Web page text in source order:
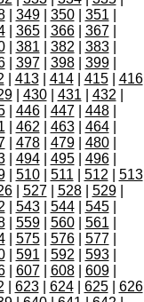
| 349| 350| 351
| 365| 366| 367|
| 381 382 383|
| 397| 398| 399|
413| 414| 415| 416
| 430| 431 432
| 446| 447| 448|
462 463| 464|
| 478| 479| 480|
| 494| 495| 496|
| 510| 511 512
513
| 527| 528| 529|
543| 544| 545|
| 559| 560| 561
| 575| 576| 577|
| 591 592 593|
| 607| 608| 609|
623| 624| 625| 626